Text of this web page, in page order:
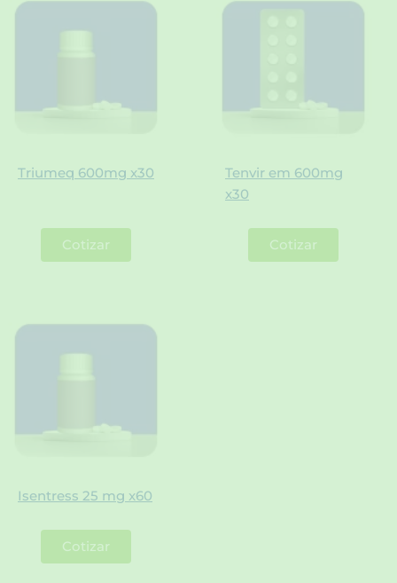
Triumeq 600mg x30
Cotizar
Tenvir em 600mg
x30
Cotizar
Isentress 25 mg x60
Cotizar